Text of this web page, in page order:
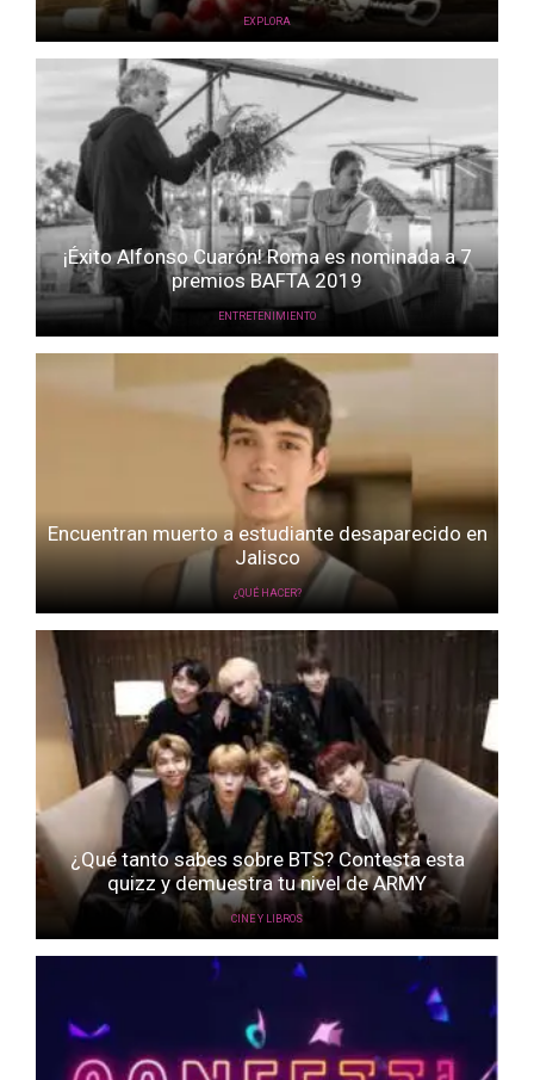
EXPLORA
¡Éxito Alfonso Cuarón! Roma es nominada a 7
premios BAFTA 2019
ENTRETENIMIENTO
Encuentran muerto a estudiante desaparecido en
Jalisco
¿QUÉ HACER?
¿Qué tanto sabes sobre BTS? Contesta esta
quizz y demuestra tu nivel de ARMY
CINE Y LIBROS